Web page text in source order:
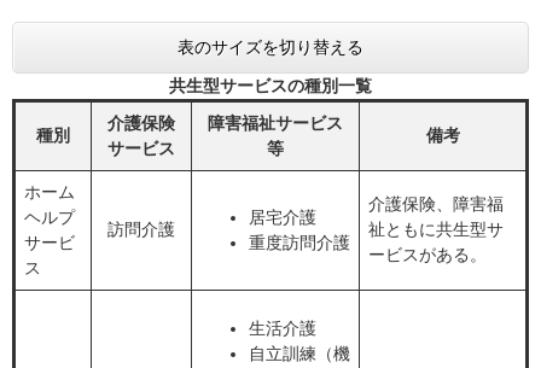
表のサイズを切り替える
共生型サービスの種別一覧
種別
介護保険
サービス
障害福祉サービス
等
備考
ホーム
ヘルプ
サービ
ス
訪問介護
居宅介護
重度訪問介護
介護保険、障害福
祉ともに共生型サ
ービスがある。
生活介護
自立訓練（機